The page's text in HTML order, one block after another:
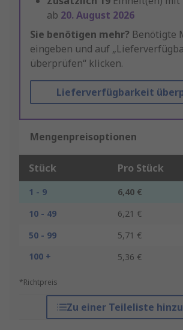
ab 20. August 2026
Sie benötigen mehr? Benötigte
eingeben und auf
überprüfen“ klicken.
Lieferverfügbarkeit
Mengenpreisoptionen
Stück Pro Stück
1 - 9
6,40 €
10 - 49
6,21 €
50 - 99
5,71 €
100 +
5,36 €
*Richtpreis
Zu einer Teileliste